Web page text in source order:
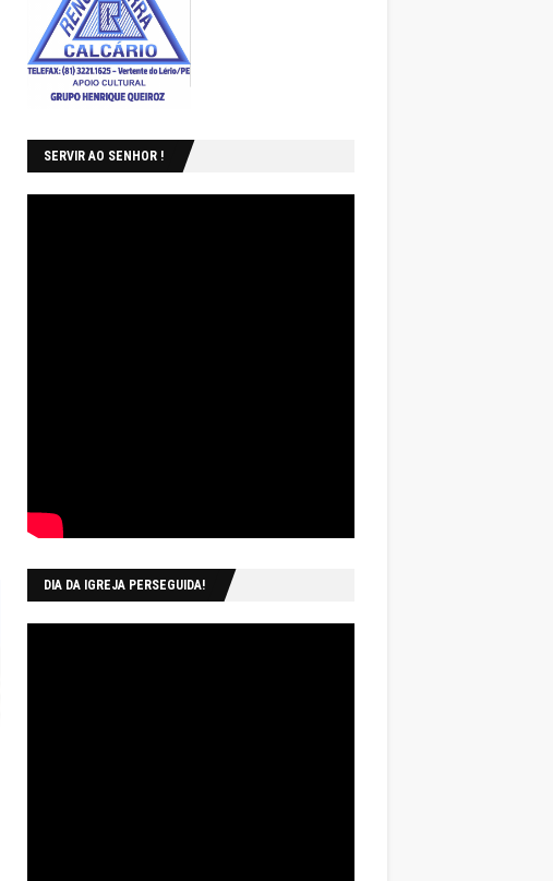
SERVIR AO SENHOR !
DIA DA IGREJA PERSEGUIDA!